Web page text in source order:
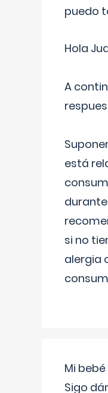
puedo
Hola
A
está
si no
alergia
Mi
Sigo